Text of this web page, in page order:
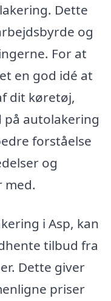
Dette
og
For at
en god idé at
dit køretøj,
autolakering
forståelse
og
med.
i Asp, kan
tilbud fra
Dette giver
priser